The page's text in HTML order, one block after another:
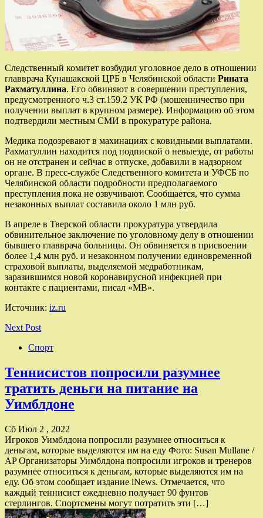
Следственный комитет возбудил уголовное дело в отношении
главврача Кунашакской ЦРБ в Челябинской области Рината
Рахматуллина. Его обвиняют в совершении преступления,
предусмотренного ч.3 ст.159.2 УК РФ (мошенничество при
получении выплат в крупном размере). Информацию об этом
подтвердили местным СМИ в прокуратуре района.
Медика подозревают в махинациях с ковидными выплатами.
Рахматуллин находится под подпиской о невыезде, от работы
он не отстранен и сейчас в отпуске, добавили в надзорном
органе. В пресс-службе Следственного комитета и УФСБ по
Челябинской области подробности предполагаемого
преступления пока не озвучивают. Сообщается, что сумма
незаконных выплат составила около 1 млн руб.
В апреле в Тверской области прокуратура утвердила
обвинительное заключение по уголовному делу в отношении
бывшего главврача больницы. Он обвиняется в присвоении
более 1,4 млн руб. и незаконном получении единовременной
страховой выплаты, выделяемой медработникам,
заразившимся новой коронавирусной инфекцией при
контакте с пациентами, писал «МВ».
Источник: iz.ru
Next Post
Спорт
Теннисистов попросили разумнее
тратить деньги на питание на
Уимблдоне
Сб Июл 2 , 2022
Игроков Уимблдона попросили разумнее относиться к
деньгам, которые выделяются им на еду Фото: Susan Mullane /
AP Организаторы Уимблдона попросили игроков и тренеров
разумнее относиться к деньгам, которые выделяются им на
еду. Об этом сообщает издание iNews. Отмечается, что
каждый теннисист ежедневно получает 90 фунтов
стерлингов. Спортсмены могут потратить эти […]